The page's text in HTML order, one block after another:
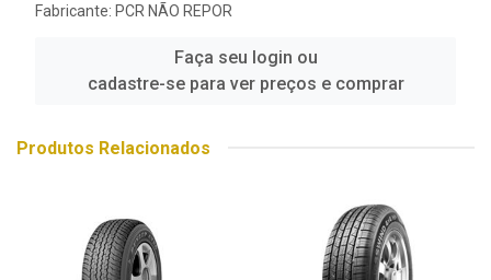
Fabricante: PCR NÃO REPOR
Faça seu login ou
cadastre-se para ver preços e comprar
Produtos Relacionados